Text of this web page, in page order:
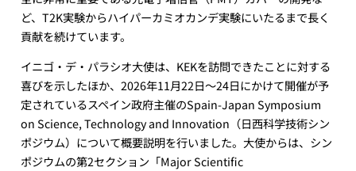
ど、T2K実験からハイパーカミオカンデ実験にいたるまで長く
貢献を続けています。
イニゴ・デ・パラシオ大使は、KEKを訪問できたことに対する
喜びを示したほか、2026年11月22日～24日にかけて開催が予
定されているスペイン政府主催のSpain-Japan Symposium
on Science, Technology and Innovation（日西科学技術シン
ポジウム）について概要説明を行いました。大使からは、シン
ポジウムの第2セクション「Major Scientific